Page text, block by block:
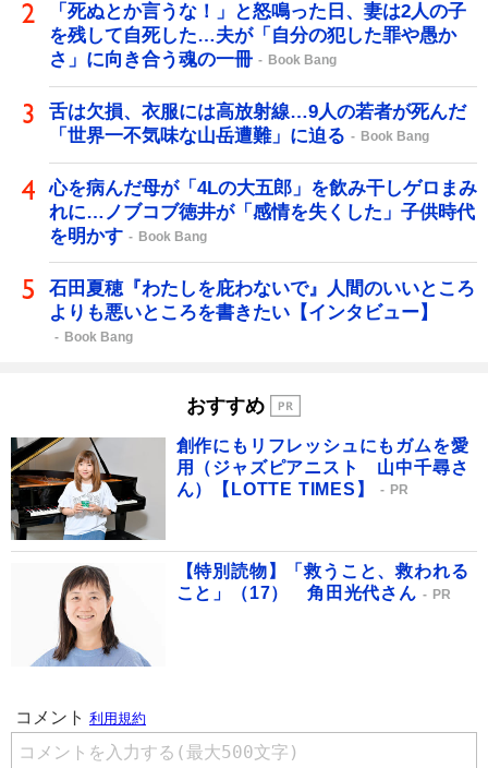
「死ぬとか言うな！」と怒鳴った日、妻は2人の子
を残して自死した…夫が「自分の犯した罪や愚か
さ」に向き合う魂の一冊
Book Bang
舌は欠損、衣服には高放射線…9人の若者が死んだ
「世界一不気味な山岳遭難」に迫る
Book Bang
心を病んだ母が「4Lの大五郎」を飲み干しゲロまみ
れに…ノブコブ徳井が「感情を失くした」子供時代
を明かす
Book Bang
石田夏穂『わたしを庇わないで』人間のいいところ
よりも悪いところを書きたい【インタビュー】
Book Bang
おすすめ
創作にもリフレッシュにもガムを愛
用（ジャズピアニスト 山中千尋さ
ん）【LOTTE TIMES】
PR
【特別読物】「救うこと、救われる
こと」（17） 角田光代さん
PR